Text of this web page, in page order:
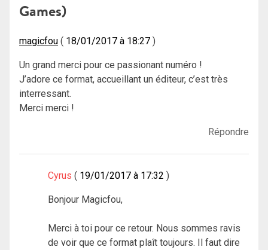
Games)
magicfou 18/01/2017 à 18:27
Un grand merci pour ce passionant numéro !
J’adore ce format, accueillant un éditeur, c’est très
interressant.
Merci merci !
Répondre
Cyrus 19/01/2017 à 17:32
Bonjour Magicfou,
Merci à toi pour ce retour. Nous sommes ravis
de voir que ce format plaît toujours. Il faut dire